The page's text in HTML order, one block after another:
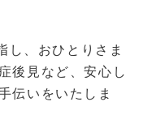
し、おひとりさま
後見など、安心し
伝いをいたしま